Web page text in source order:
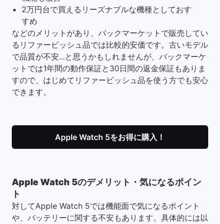
2万円台で買えるリーズナブルな機種としておす
すめ
などのメリットがあり、バックマーケットで販売してい
るリファービッシュ品では比較的安価です。古いモデル
で品質が不安...と思うかもしれませんが、バックマーケ
ットでは1年間の動作保証と30日間の返金保証もありま
すので、はじめてリファービッシュ品を使う方でも安心
できます。
Apple Watch 5をお得に購入！
Apple Watch 5のデメリット・気になるポイン
ト
対してApple Watch 5では機能面で気になるポイント
や、バッテリーに関する不安もあります。具体的には以